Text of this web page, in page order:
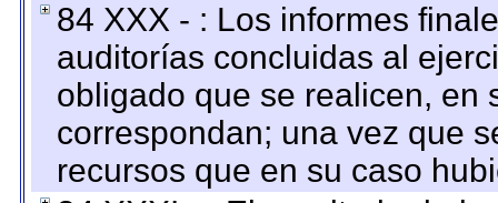
84 XXX - : Los informes
auditorías concluidas al
obligado que se realicen, en
correspondan; una vez que
recursos que en su caso